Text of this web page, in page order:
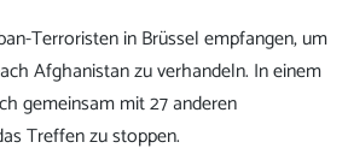
Terroristen in Brüssel empfangen, um
Afghanistan zu verhandeln. In einem
gemeinsam mit 27 anderen
Treffen zu stoppen.